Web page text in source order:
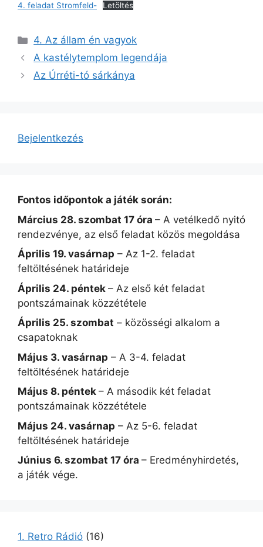
4. feladat Stromfeld- Letöltés
Kategória
4. Az állam én vagyok
A kastélytemplom legendája
Az Úrréti-tó sárkánya
Bejelentkezés
Fontos időpontok a játék során:
Március 28. szombat 17 óra – A vetélkedő nyitó
rendezvénye, az első feladat közös megoldása
Április 19. vasárnap – Az 1-2. feladat
feltöltésének határideje
Április 24. péntek – Az első két feladat
pontszámainak közzététele
Április 25. szombat – közösségi alkalom a
csapatoknak
Május 3. vasárnap – A 3-4. feladat
feltöltésének határideje
Május 8. péntek – A második két feladat
pontszámainak közzététele
Május 24. vasárnap – Az 5-6. feladat
feltöltésének határideje
Június 6. szombat 17 óra – Eredményhirdetés,
a játék vége.
1. Retro Rádió (16)